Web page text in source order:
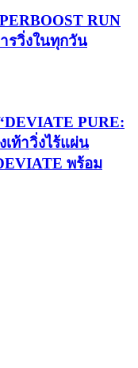
RUN
รวิ่งในทุกวัน
PURE:
เท้าวิ่งไร้แผ่น
พร้อม